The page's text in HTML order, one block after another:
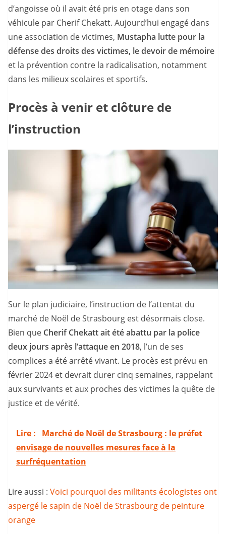
d’angoisse où il avait été pris en otage dans son
véhicule par Cherif Chekatt. Aujourd’hui engagé dans
une association de victimes, Mustapha lutte pour la
défense des droits des victimes, le devoir de mémoire
et la prévention contre la radicalisation, notamment
dans les milieux scolaires et sportifs.
Procès à venir et clôture de
l’instruction
Sur le plan judiciaire, l’instruction de l’attentat du
marché de Noël de Strasbourg est désormais close.
Bien que Cherif Chekatt ait été abattu par la police
deux jours après l’attaque en 2018, l’un de ses
complices a été arrêté vivant. Le procès est prévu en
février 2024 et devrait durer cinq semaines, rappelant
aux survivants et aux proches des victimes la quête de
justice et de vérité.
Lire :
Marché de Noël de Strasbourg : le préfet
envisage de nouvelles mesures face à la
surfréquentation
Lire aussi : Voici pourquoi des militants écologistes ont
aspergé le sapin de Noël de Strasbourg de peinture
orange